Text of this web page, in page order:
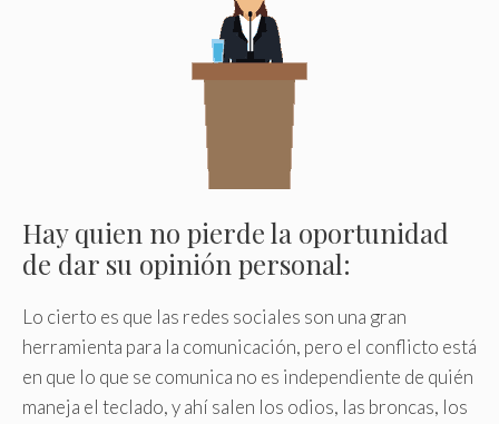
Hay quien no pierde la oportunidad
de dar su opinión personal:
Lo cierto es que las redes sociales son una gran
herramienta para la comunicación, pero el conflicto está
en que lo que se comunica no es independiente de quién
maneja el teclado, y ahí salen los odios, las broncas, los